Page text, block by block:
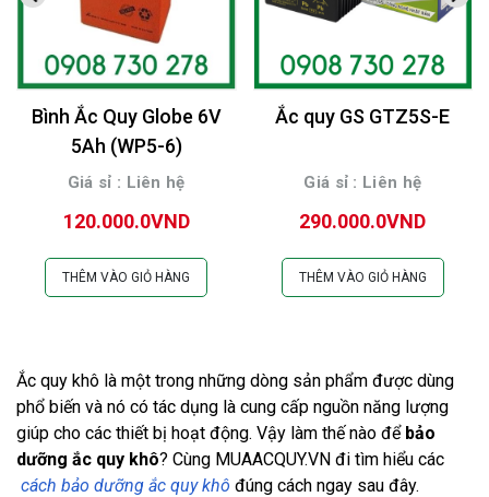
Bình Ắc Quy Globe 6V
5Ah (WP5-6)
Giá sỉ : Liên hệ
120.000.0VND
THÊM VÀO GIỎ HÀNG
Ắc quy GS GTZ5S-E
Giá sỉ : Liên hệ
290.000.0VND
THÊM VÀO GIỎ HÀNG
Ắc quy khô là một trong những dòng sản phẩm được dùng
phổ biến và nó có tác dụng là cung cấp nguồn năng lượng
giúp cho các thiết bị hoạt động. Vậy làm thế nào để bảo
dưỡng ắc quy khô? Cùng MUAACQUY.VN đi tìm hiểu các
cách bảo dưỡng ắc quy khô đúng cách ngay sau đây.